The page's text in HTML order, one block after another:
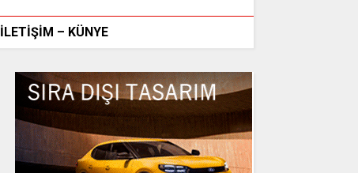
İLETİŞİM – KÜNYE